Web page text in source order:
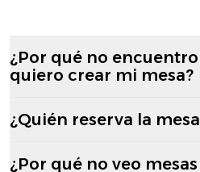
¿Por qué no
quiero crear mi mesa?
¿Quién reserva la
¿Por qué no veo